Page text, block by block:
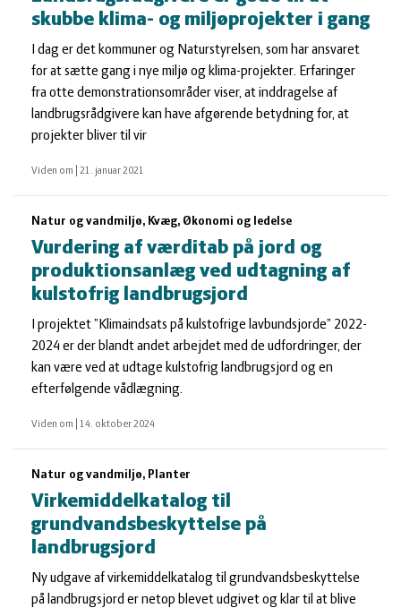
skubbe klima- og miljøprojekter i gang
I dag er det kommuner og Naturstyrelsen, som har ansvaret
for at sætte gang i nye miljø og klima-projekter. Erfaringer
fra otte demonstrationsområder viser, at inddragelse af
landbrugsrådgivere kan have afgørende betydning for, at
projekter bliver til vir
Viden om 21. januar 2021
Natur og vandmiljø, Kvæg, Økonomi og ledelse
Vurdering af værditab på jord og
produktionsanlæg ved udtagning af
kulstofrig landbrugsjord
I projektet ”Klimaindsats på kulstofrige lavbundsjorde” 2022-
2024 er der blandt andet arbejdet med de udfordringer, der
kan være ved at udtage kulstofrig landbrugsjord og en
efterfølgende vådlægning.
Viden om 14. oktober 2024
Natur og vandmiljø, Planter
Virkemiddelkatalog til
grundvandsbeskyttelse på
landbrugsjord
Ny udgave af virkemiddelkatalog til grundvandsbeskyttelse
på landbrugsjord er netop blevet udgivet og klar til at blive